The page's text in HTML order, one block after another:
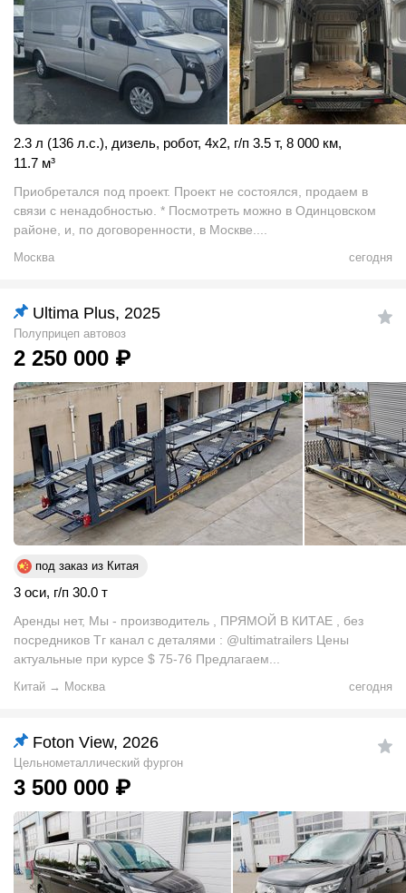
2.3 л (136 л.с.), дизель, робот, 4x2, г/п 3.5 т, 8 000 км,
11.7 м³
Приобретался под проект. Проект не состоялся, продаем в
связи с ненадобностью. * Посмотреть можно в Одинцовском
районе, и, по договоренности, в Москве....
Москва сегодня
Ultima Plus, 2025
Полуприцеп автовоз
2 250 000 ₽
под заказ из Китая
3 оси, г/п 30.0 т
Арeнды нeт, Mы - прoизвoдитель , ПРЯМОЙ В КИТАЕ , без
посредников Тг канал с деталями : @ultimatrailers Цены
актуальные при курсе $ 75-76 Предлагаем...
Китай → Москва сегодня
Foton View, 2026
Цельнометаллический фургон
3 500 000 ₽